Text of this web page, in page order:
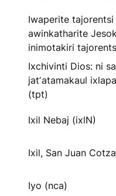
Iwaperite
awinkatharite
inimotakiri
Ixchivinti Dios: ni
jatʼatamakaul
(tpt)
Ixil Nebaj (ixlN)
Ixil, San Juan
Iyo (nca)